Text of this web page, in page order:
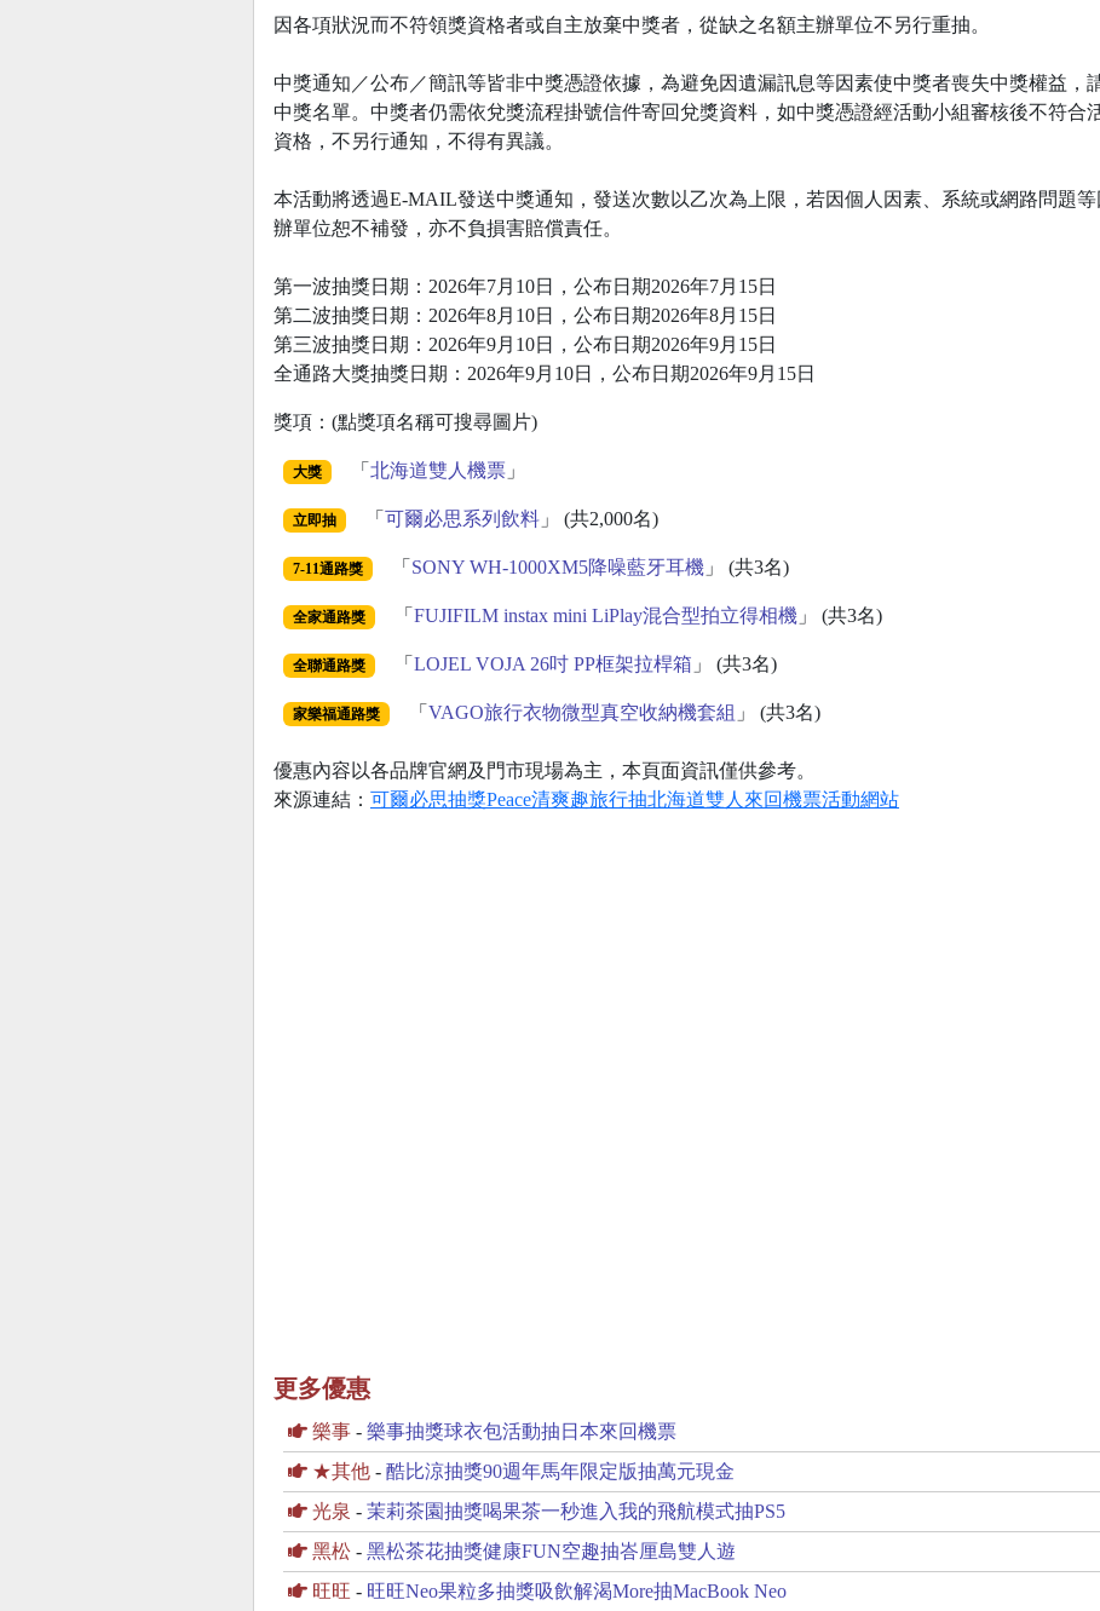
因各項狀況而不符領獎資格者或自主放棄中獎者，從缺之名額主辦單位不另行重抽。
中獎通知／公布／簡訊等皆非中獎憑證依據，為避免因遺漏訊息等因素使中獎者喪失中獎權益，
中獎名單。中獎者仍需依兌獎流程掛號信件寄回兌獎資料，如中獎憑證經活動小組審核後不符合
資格，不另行通知，不得有異議。
本活動將透過E-MAIL發送中獎通知，發送次數以乙次為上限，若因個人因素、系統或網路問題
辦單位恕不補發，亦不負損害賠償責任。
第一波抽獎日期：2026年7月10日，公布日期2026年7月15日
第二波抽獎日期：2026年8月10日，公布日期2026年8月15日
第三波抽獎日期：2026年9月10日，公布日期2026年9月15日
全通路大獎抽獎日期：2026年9月10日，公布日期2026年9月15日
獎項：(點獎項名稱可搜尋圖片)
大獎 「 北海道雙人機票」
立即抽 「 可爾必思系列飲料」 (共2,000名)
7-11通路獎 「 SONY WH-1000XM5降噪藍牙耳機」 (共3名)
全家通路獎 「 FUJIFILM instax mini LiPlay混合型拍立得相機」 (共3名)
全聯通路獎 「 LOJEL VOJA 26吋 PP框架拉桿箱 」 (共3名)
家樂福通路獎 「 VAGO旅行衣物微型真空收納機套組 」 (共3名)
優惠內容以各品牌官網及門市現場為主，本頁面資訊僅供參考。
來源連結： 可爾必思抽獎Peace清爽趣旅行抽北海道雙人來回機票活動網站
更多優惠
樂事 - 樂事抽獎球衣包活動抽日本來回機票
★其他 - 酷比涼抽獎90週年馬年限定版抽萬元現金
光泉 - 茉莉茶園抽獎喝果茶一秒進入我的飛航模式抽PS5
黑松 - 黑松茶花抽獎健康FUN空趣抽峇厘島雙人遊
旺旺 - 旺旺Neo果粒多抽獎吸飲解渴More抽MacBook Neo